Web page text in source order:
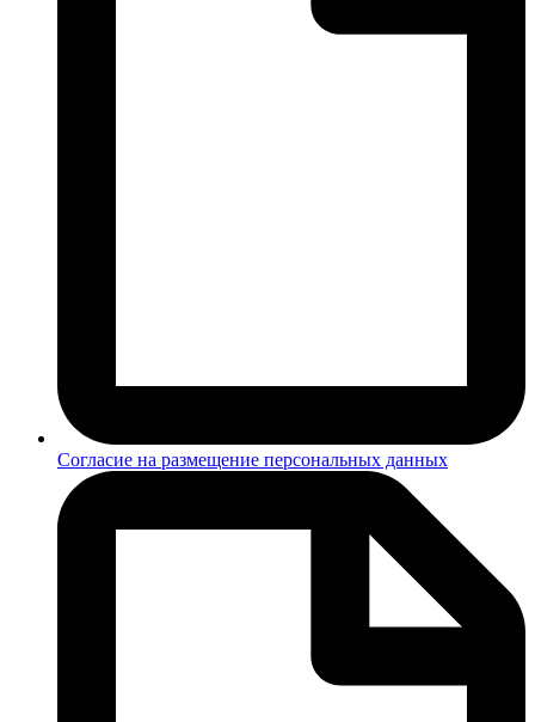
Согласие на размещение персональных данных